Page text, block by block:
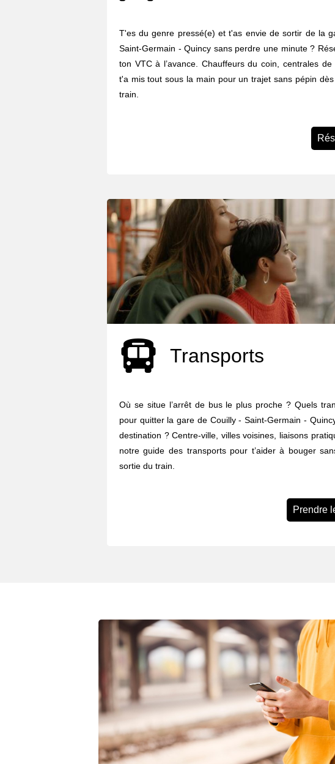
T'es du genre pressé(e) et t'as envie de sortir de la
Saint-Germain - Quincy sans perdre une minute ?
ton VTC à l’avance. Chauffeurs du coin, centrales de
t'a mis tout sous la main pour un trajet sans pépin
train.
Transports
Où se situe l’arrêt de bus le plus proche ? Quels
pour quitter la gare de Couilly - Saint-Germain -
destination ? Centre-ville, villes voisines, liaisons
notre guide des transports pour t’aider à bouger
sortie du train.
Prendre